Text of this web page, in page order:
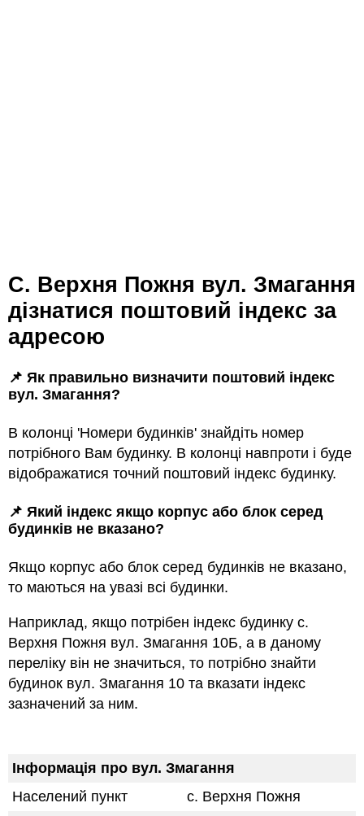
с. Верхня Пожня вул. Змагання
дізнатися поштовий індекс за
адресою
📌 Як правильно визначити поштовий індекс
вул. Змагання?
В колонці 'Номери будинків' знайдіть номер
потрібного Вам будинку. В колонці навпроти і буде
відображатися точний поштовий індекс будинку.
📌 Який індекс якщо корпус або блок серед
будинкiв не вказано?
Якщо корпус або блок серед будинкiв не вказано,
то маються на увазi всi будинки.
Наприклад, якщо потрiбен індекс будинку с.
Верхня Пожня вул. Змагання 10Б, а в даному
переліку він не значиться, то потрібно знайти
будинок вул. Змагання 10 та вказати індекс
зазначений за ним.
Інформація про вул. Змагання
Населений пункт
с. Верхня Пожня